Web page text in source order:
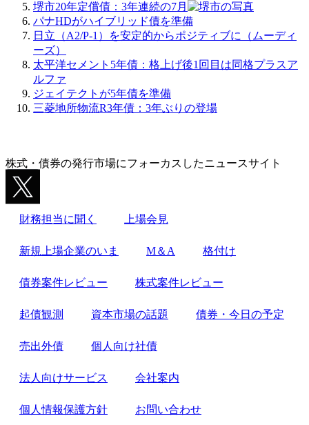
堺市20年定償債：3年連続の7月
パナHDがハイブリッド債を準備
日立（A2/P-1）を安定的からポジティブに（ムーディ
ーズ）
太平洋セメント5年債：格上げ後1回目は同格プラスア
ルファ
ジェイテクトが5年債を準備
三菱地所物流R3年債：3年ぶりの登場
株式・債券の発行市場にフォーカスしたニュースサイト
財務担当に聞く 上場会見
新規上場企業のいま M＆A 格付け
債券案件レビュー 株式案件レビュー
起債観測 資本市場の話題 債券・今日の予定
売出外債 個人向け社債
法人向けサービス 会社案内
個人情報保護方針 お問い合わせ